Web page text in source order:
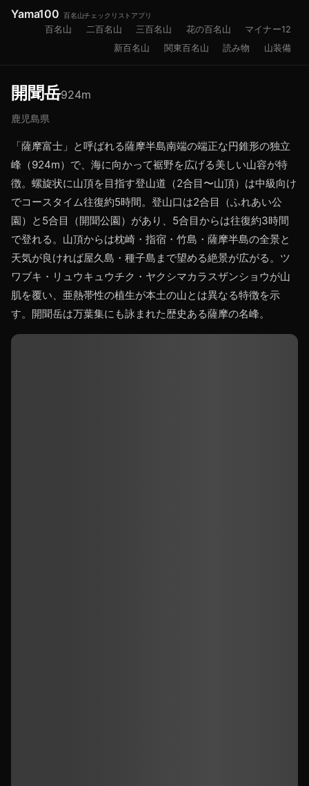
Yama100 百名山チェックリストアプリ
百名山 二百名山 三百名山 花の百名山
マイナー12
新百名山
関東百名山 読み物 山装備
開聞岳924m
鹿児島県
「薩摩富士」と呼ばれる薩摩半島南端の端正な円錐形の独立
峰（924m）で、海に向かって裾野を広げる美しい山容が特
徴。螺旋状に山頂を目指す登山道（2合目〜山頂）は中級向け
でコースタイム往復約5時間。登山口は2合目（ふれあい公
園）と5合目（開聞公園）があり、5合目からは往復約3時間
で登れる。山頂からは枕崎・指宿・竹島・薩摩半島の全景と
天気が良ければ屋久島・種子島まで望める絶景が広がる。ツ
ワブキ・リュウキュウチク・ヤクシマカラスザンショウが山
肌を覆い、亜熱帯性の植生が本土の山とは異なる特徴を示
す。開聞岳は万葉集にも詠まれた歴史ある薩摩の名峰。